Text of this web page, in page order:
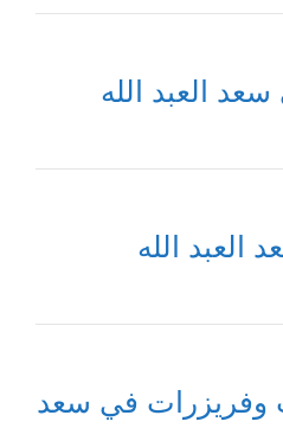
العبد الله
الله
وفريزرات في سعد